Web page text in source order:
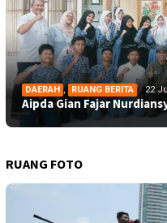
DAERAH , RUANG BERITA 22
Aipda Gian Fajar
RUANG FOTO